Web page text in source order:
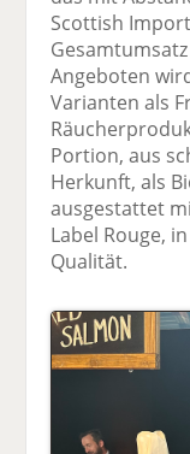
Scottish
Angeboten
Varianten als
Portion, aus
Herkunft, als
ausgestattet
Label Rouge,
Qualität.